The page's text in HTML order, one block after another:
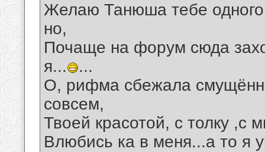
Желаю Танюша тебе
но,
Почаще на форум сюда
я...
...
О, рифма сбежала
совсем,
Твоей красотой, с толку ,с
Влюбись ка в меня...а то я